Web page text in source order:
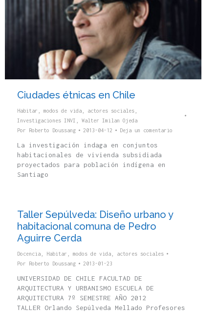
Ciudades étnicas en Chile
Habitar, modos de vida, actores sociales
Investigaciones INVI
Walter Imilan Ojeda
Por
Roberto Doussang 2013-04-12 Deja un comentario
La investigación indaga en conjuntos
habitacionales de vivienda subsidiada
proyectados para población indígena en
Santiago
Taller Sepúlveda: Diseño urbano y
habitacional comuna de Pedro
Aguirre Cerda
Docencia
Habitar, modos de vida, actores sociales
Por Roberto Doussang 2013-01-23
UNIVERSIDAD DE CHILE FACULTAD DE
ARQUITECTURA Y URBANISMO ESCUELA DE
ARQUITECTURA 7º SEMESTRE AÑO 2012
TALLER Orlando Sepúlveda Mellado Profesores